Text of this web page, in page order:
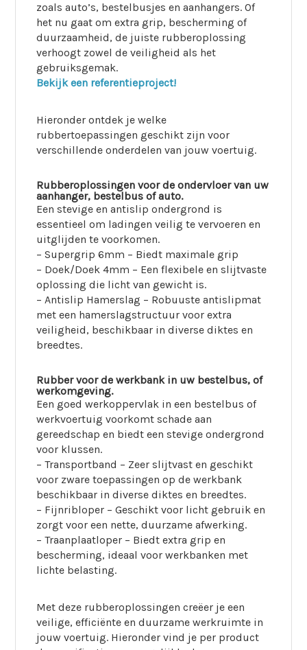
zoals auto’s, bestelbusjes en aanhangers. Of
het nu gaat om extra grip, bescherming of
duurzaamheid, de juiste rubberoplossing
verhoogt zowel de veiligheid als het
gebruiksgemak.
Bekijk een referentieproject!
Hieronder ontdek je welke
rubbertoepassingen geschikt zijn voor
verschillende onderdelen van jouw voertuig.
Rubberoplossingen voor de ondervloer van uw
aanhanger, bestelbus of auto.
Een stevige en antislip ondergrond is
essentieel om ladingen veilig te vervoeren en
uitglijden te voorkomen.
– Supergrip 6mm – Biedt maximale grip
– Doek/Doek 4mm – Een flexibele en slijtvaste
oplossing die licht van gewicht is.
– Antislip Hamerslag – Robuuste antislipmat
met een hamerslagstructuur voor extra
veiligheid, beschikbaar in diverse diktes en
breedtes.
Rubber voor de werkbank in uw bestelbus, of
werkomgeving.
Een goed werkoppervlak in een bestelbus of
werkvoertuig voorkomt schade aan
gereedschap en biedt een stevige ondergrond
voor klussen.
– Transportband – Zeer slijtvast en geschikt
voor zware toepassingen op de werkbank
beschikbaar in diverse diktes en breedtes.
– Fijnribloper – Geschikt voor licht gebruik en
zorgt voor een nette, duurzame afwerking.
– Traanplaatloper – Biedt extra grip en
bescherming, ideaal voor werkbanken met
lichte belasting.
Met deze rubberoplossingen creëer je een
veilige, efficiënte en duurzame werkruimte in
jouw voertuig. Hieronder vind je per product